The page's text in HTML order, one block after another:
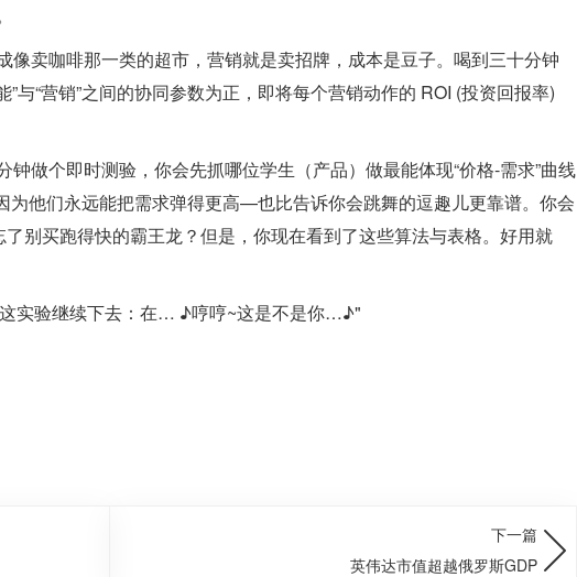
卖咖啡那一类的超市，营销就是卖招牌，成本是豆子。喝到三十分钟
”与“营销”之间的协同参数为正，即将每个营销动作的 ROI (投资回报率)
做个即时测验，你会先抓哪位学生（产品）做最能体现“价格‑需求”曲线
为他们永远能把需求弹得更高—也比告诉你会跳舞的逗趣儿更靠谱。你会
别买跑得快的霸王龙？但是，你现在看到了这些算法与表格。好用就
实验继续下去：在… ♪哼哼~这是不是你…♪"
下一篇
英伟达市值超越俄罗斯GDP